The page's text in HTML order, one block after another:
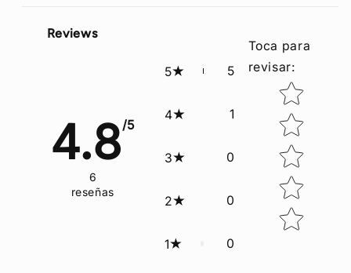
Reviews
4.8/5
6
reseñas
5 5
4 1
3 0
2 0
1 0
Toca para
revisar:
Star rating